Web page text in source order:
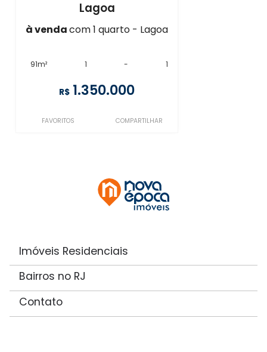
Lagoa
à vendacom 1 quarto - Lagoa
91m² 1 - 1
R$ 1.350.000
FAVORITOS COMPARTILHAR
Imóveis Residenciais
Bairros no RJ
Contato